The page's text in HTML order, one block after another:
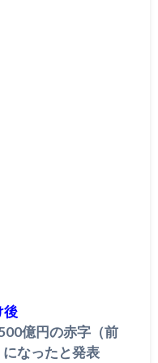
後
億円の赤字（前
なったと発表